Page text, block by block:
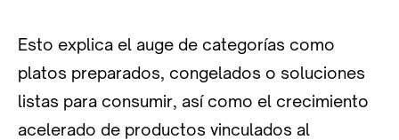
Esto explica el auge de categorías como
platos preparados, congelados o soluciones
listas para consumir, así como el crecimiento
acelerado de productos vinculados al